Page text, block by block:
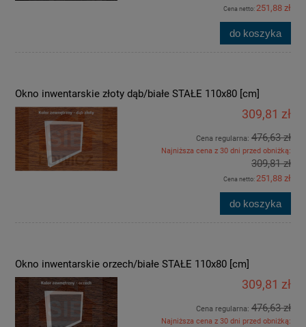
Cena netto:251,88 zł
do koszyka
Okno inwentarskie złoty dąb/białe STAŁE 110x80 [cm]
309,81 zł
Cena regularna: 476,63 zł
Najniższa cena z 30 dni przed obniżką:
309,81 zł
Cena netto:251,88 zł
do koszyka
Okno inwentarskie orzech/białe STAŁE 110x80 [cm]
309,81 zł
Cena regularna: 476,63 zł
Najniższa cena z 30 dni przed obniżką: